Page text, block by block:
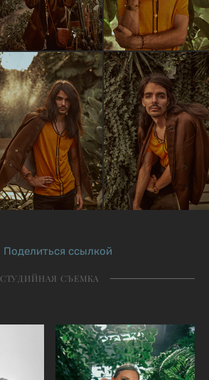
Поделиться ссылкой
СТУДИЙНАЯ СЪЕМКА